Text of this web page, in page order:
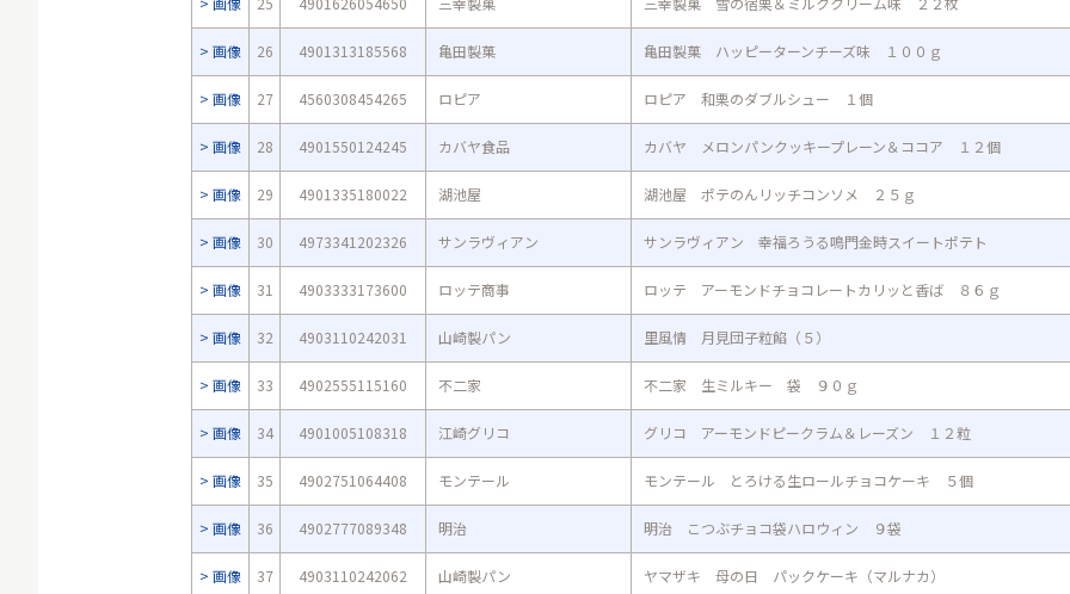
画像 26 4901313185568 亀田製菓 亀田製菓 ハッピーターンチーズ味 １００ｇ
画像 27 4560308454265 ロピア ロピア 和栗のダブルシュー １個
画像 28 4901550124245 カバヤ食品 カバヤ メロンパンクッキープレーン＆ココア １２個
画像 29 4901335180022 湖池屋 湖池屋 ポテのんリッチコンソメ ２５ｇ
画像 30 4973341202326 サンラヴィアン サンラヴィアン 幸福ろうる鳴門金時スイートポテト
画像 31 4903333173600 ロッテ商事 ロッテ アーモンドチョコレートカリッと香ば ８６ｇ
画像 32 4903110242031 山崎製パン 里風情 月見団子粒餡（５）
画像 33 4902555115160 不二家 不二家 生ミルキー 袋 ９０ｇ
画像 34 4901005108318 江崎グリコ グリコ アーモンドピークラム＆レーズン １２粒
画像 35 4902751064408 モンテール モンテール とろける生ロールチョコケーキ ５個
画像 36 4902777089348 明治 明治 こつぶチョコ袋ハロウィン ９袋
画像 37 4903110242062 山崎製パン ヤマザキ 母の日 パックケーキ（マルナカ）